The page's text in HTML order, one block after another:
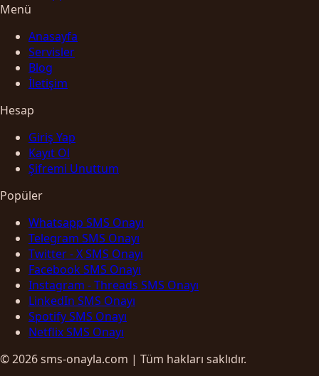
Menü
Anasayfa
Servisler
Blog
İletişim
Hesap
Giriş Yap
Kayıt Ol
Şifremi Unuttum
Popüler
Whatsapp SMS Onayı
Telegram SMS Onayı
Twitter - X SMS Onayı
Facebook SMS Onayı
Instagram - Threads SMS Onayı
LinkedIn SMS Onayı
Spotify SMS Onayı
Netflix SMS Onayı
© 2026 sms-onayla.com | Tüm hakları saklıdır.